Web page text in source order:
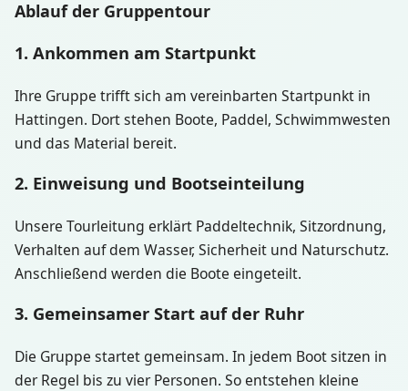
Ablauf der Gruppentour
1. Ankommen am Startpunkt
Ihre Gruppe trifft sich am vereinbarten Startpunkt in
Hattingen. Dort stehen Boote, Paddel, Schwimmwesten
und das Material bereit.
2. Einweisung und Bootseinteilung
Unsere Tourleitung erklärt Paddeltechnik, Sitzordnung,
Verhalten auf dem Wasser, Sicherheit und Naturschutz.
Anschließend werden die Boote eingeteilt.
3. Gemeinsamer Start auf der Ruhr
Die Gruppe startet gemeinsam. In jedem Boot sitzen in
der Regel bis zu vier Personen. So entstehen kleine